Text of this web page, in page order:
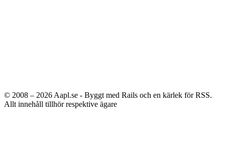
© 2008 – 2026 Aapl.se - Byggt med Rails och en kärlek för RSS.
Allt innehåll tillhör respektive ägare